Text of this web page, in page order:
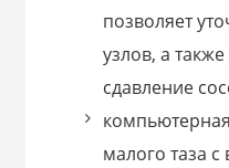
позволяет
узлов, а
сдавление
малого таза